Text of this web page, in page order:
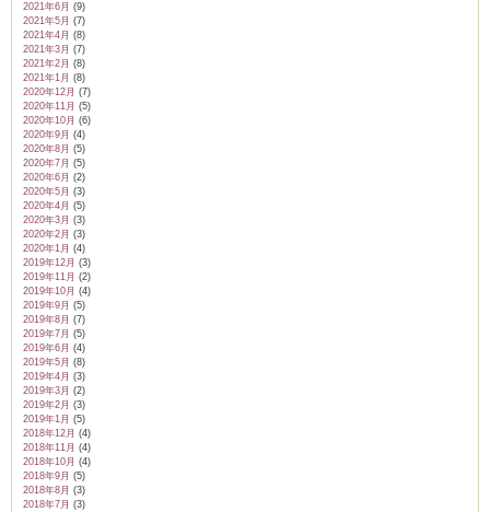
2021年6月 (9)
2021年5月 (7)
2021年4月 (8)
2021年3月 (7)
2021年2月 (8)
2021年1月 (8)
2020年12月 (7)
2020年11月 (5)
2020年10月 (6)
2020年9月 (4)
2020年8月 (5)
2020年7月 (5)
2020年6月 (2)
2020年5月 (3)
2020年4月 (5)
2020年3月 (3)
2020年2月 (3)
2020年1月 (4)
2019年12月 (3)
2019年11月 (2)
2019年10月 (4)
2019年9月 (5)
2019年8月 (7)
2019年7月 (5)
2019年6月 (4)
2019年5月 (8)
2019年4月 (3)
2019年3月 (2)
2019年2月 (3)
2019年1月 (5)
2018年12月 (4)
2018年11月 (4)
2018年10月 (4)
2018年9月 (5)
2018年8月 (3)
2018年7月 (3)